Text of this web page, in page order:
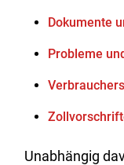
Dokumente
Probleme
Unabhängig